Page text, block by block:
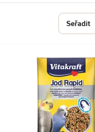
Seřadit